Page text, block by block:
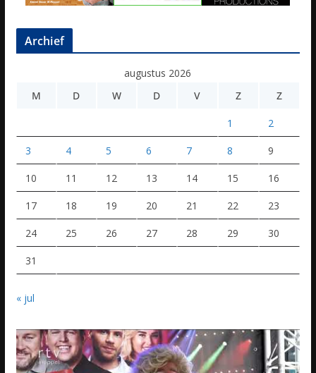
Archief
augustus 2026
M
D W D V Z Z
1 2
3 4 5 6 7 8 9
10 11 12 13 14 15 16
17 18 19 20 21 22 23
24 25 26 27 28 29 30
31
« jul